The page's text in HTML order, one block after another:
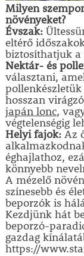
Milyen
növényeket?
Évszak:
eltérő
biztosíthatjuk a
Nektár- és
választani,
hosszan
japán lonc,
végtelenségig
Helyi fajok:Az
éghajlathoz,
könnyebb
A mézelő
színesebb és
beporzók is
Kezdjünk hát
beporzó-
gazdag
https://